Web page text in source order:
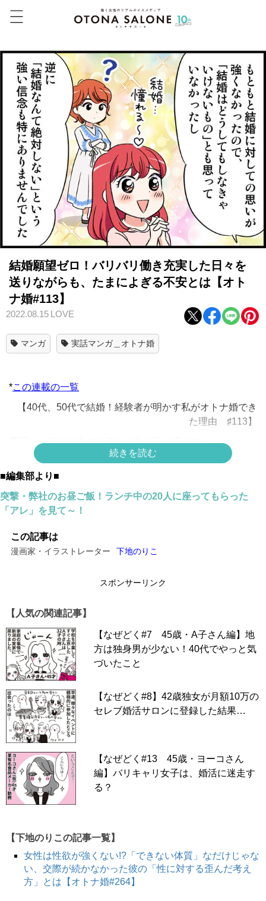
結婚願望ゼロ！バリバリ働き充実した日々を
送りながらも、たまによぎる不安とは【オト
ナ婚#113】
2022.08.15 LOVE
マンガ 実話マンガ＿オトナ婚
*この連載の一覧
【40代、50代で結婚！経験者が明かす私がオトナ婚でき
た理由 ♯113】
最近は、40代以上で結婚をする女性が増えています。そん
なオトナ婚をした方の結婚までの道のりをマンガでレポー
ト！
49歳でゴールインした「エリカさん」編はこちら
。
40歳でゴールインした「エミさん」編は
50歳でゴールインした「キョウコさん」編は
49歳でゴールインした「サチコさん」編は
45歳でゴールインした「リスコさん」編は
43歳でゴールインした「ノゾミさん」編は こちら
50歳でゴールインした「クミさん」編は こちら
52歳でゴールインした「テイラさん」編は
あなたのオトナ婚体験を聞かせてください！→こちらから
スポンサーリンク
続きを読む
■編集部より■
突撃・弊社のお昼ご飯！ランチ中の20人に座ってもらった
「アレ」を見て～！
この記事は
漫画家・イラストレーター 下地のりこ
スポンサーリンク
【人気の関連記事】
【なぜどく#7 45歳・A子さん編】地
方は独身男が少ない！40代でやっと気
づいたこと
【なぜどく#8】42歳独女が月額10万の
セレブ婚活サロンに登録した結果…
【なぜどく#13 45歳・ヨーコさん
編】バリキャリ女子は、婚活に迷走す
る？
【下地のりこの記事一覧】
女性は性欲が強くない!?「できない体質」なだけじゃな
い、交際が続かなかった彼の「性に対する歪んだ考え
方」とは【オトナ婚#264】